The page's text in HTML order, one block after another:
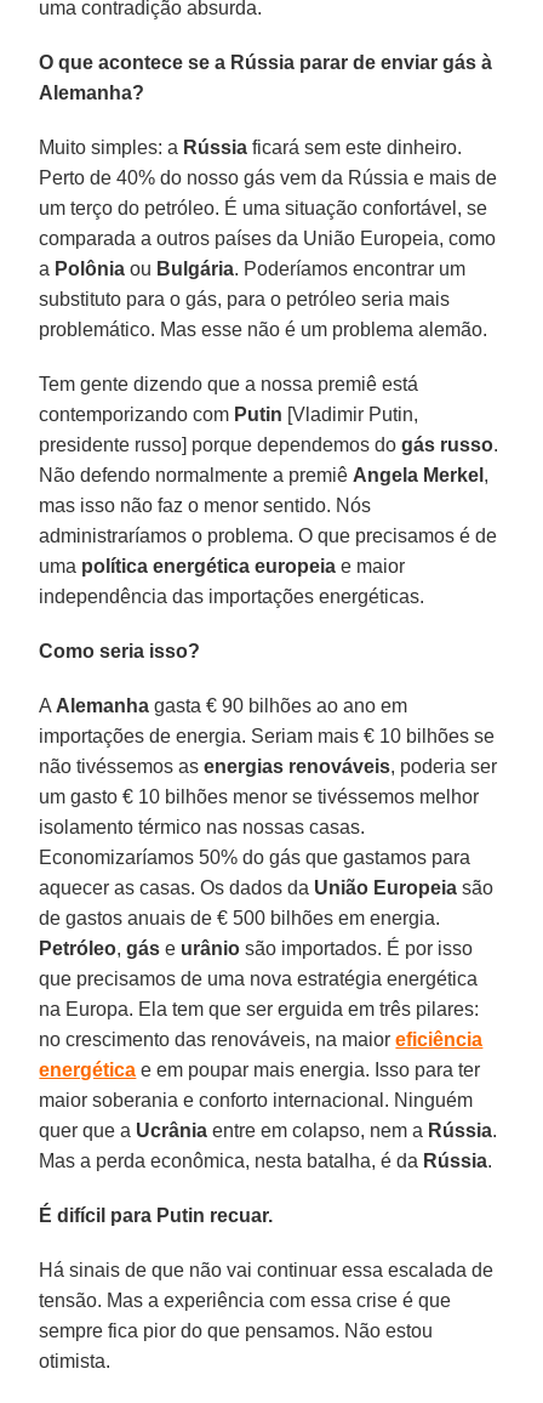
uma contradição absurda.
O que acontece se a Rússia parar de enviar gás à
Alemanha?
Muito simples: a Rússia ficará sem este dinheiro.
Perto de 40% do nosso gás vem da Rússia e mais de
um terço do petróleo. É uma situação confortável, se
comparada a outros países da União Europeia, como
a Polônia ou Bulgária. Poderíamos encontrar um
substituto para o gás, para o petróleo seria mais
problemático. Mas esse não é um problema alemão.
Tem gente dizendo que a nossa premiê está
contemporizando com Putin [Vladimir Putin,
presidente russo] porque dependemos dogás russo.
Não defendo normalmente a premiê Angela Merkel ,
mas isso não faz o menor sentido. Nós
administraríamos o problema. O que precisamos é de
uma política energética europeia e maior
independência das importações energéticas.
Como seria isso?
A Alemanha gasta € 90 bilhões ao ano em
importações de energia. Seriam mais € 10 bilhões se
não tivéssemos asenergias renováveis, poderia ser
um gasto € 10 bilhões menor se tivéssemos melhor
isolamento térmico nas nossas casas.
Economizaríamos 50% do gás que gastamos para
aquecer as casas. Os dados da União Europeia são
de gastos anuais de € 500 bilhões em energia.
Petróleo,gás e urânio são importados. É por isso
que precisamos de uma nova estratégia energética
na Europa. Ela tem que ser erguida em três pilares:
no crescimento das renováveis, na maioreficiência
energética e em poupar mais energia. Isso para ter
maior soberania e conforto internacional. Ninguém
quer que a Ucrânia entre em colapso, nem a Rússia.
Mas a perda econômica, nesta batalha, é da Rússia.
É difícil para Putin recuar.
Há sinais de que não vai continuar essa escalada de
tensão. Mas a experiência com essa crise é que
sempre fica pior do que pensamos. Não estou
otimista.